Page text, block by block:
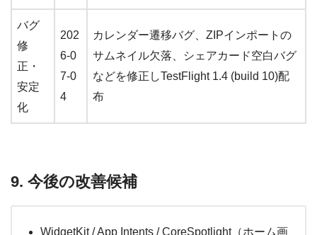
バグ
修
正・
安定
化
202
6-0
7-0
4
カレンダー遷移バグ、ZIPインポートの
サムネイル欠落、シェアカード空白バグ
などを修正しTestFlight 1.4 (build 10)配
布
9. 今後の改善候補
WidgetKit / App Intents / CoreSpotlight（ホーム画